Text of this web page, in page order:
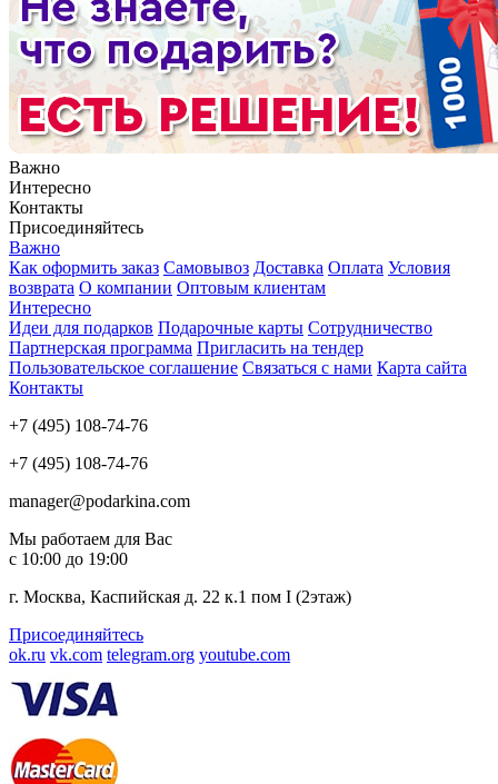
Важно
Интересно
Контакты
Присоединяйтесь
Важно
Как оформить заказ Самовывоз Доставка Оплата Условия
возврата О компании Оптовым клиентам
Интересно
Идеи для подарков Подарочные карты Сотрудничество
Партнерская программа Пригласить на тендер
Пользовательское соглашение Связаться с нами Карта сайта
Контакты
+7 (495) 108-74-76
+7 (495) 108-74-76
manager@podarkina.com
Мы работаем для Вас
с 10:00 до 19:00
г. Москва, Каспийская д. 22 к.1 пом I (2этаж)
Присоединяйтесь
ok.ru vk.com telegram.org youtube.com